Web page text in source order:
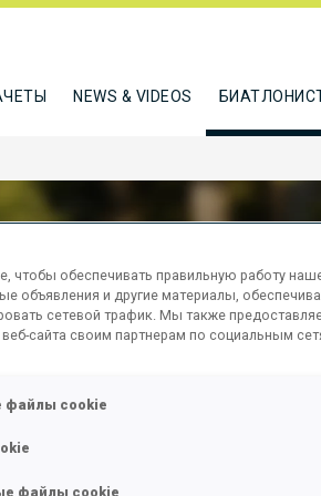
NEWS & VIDEOS
обеспечивать правильную работу
объявления и другие материалы,
сетевой трафик. Мы также
сайта своим партнерам по социальным
файлы cookie
файлы cookie